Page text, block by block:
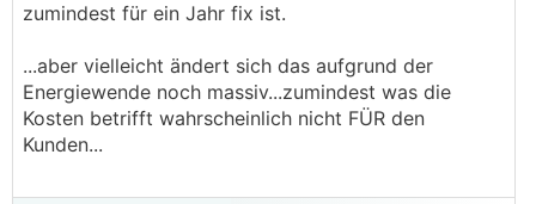
zumindest für ein Jahr fix ist.
...aber vielleicht ändert sich das aufgrund der
Energiewende noch massiv...zumindest was die
Kosten betrifft wahrscheinlich nicht FÜR den
Kunden...